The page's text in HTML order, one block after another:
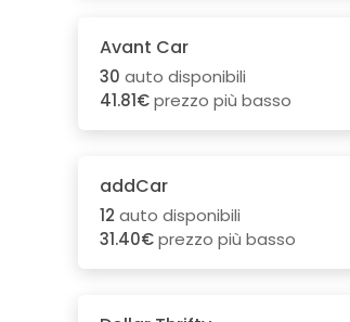
Avant Car
30 auto disponibili
41.81€prezzo più basso
addCar
12 auto disponibili
31.40€prezzo più basso